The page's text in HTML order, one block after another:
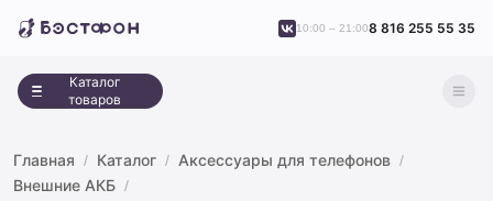
Каталог
товаров
10:00 – 21:008 816 255 55 35
Главная Каталог
Аксессуары для телефонов
Внешние АКБ